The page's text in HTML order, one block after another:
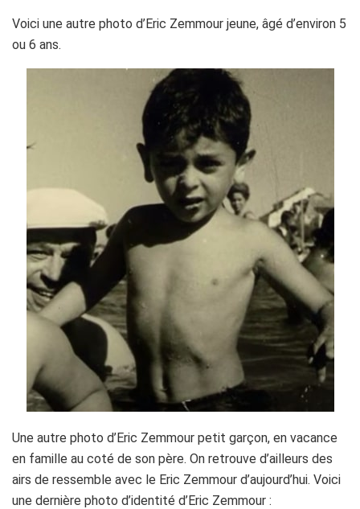
Voici une autre photo d’Eric Zemmour jeune, âgé d’environ 5
ou 6 ans.
Une autre photo d’Eric Zemmour petit garçon, en vacance
en famille au coté de son père. On retrouve d’ailleurs des
airs de ressemble avec le Eric Zemmour d’aujourd’hui. Voici
une dernière photo d’identité d’Eric Zemmour :